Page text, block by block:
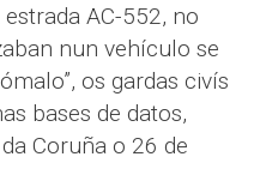
AC-552, no
nun vehículo se
os gardas civís
bases de datos,
Coruña o 26 de